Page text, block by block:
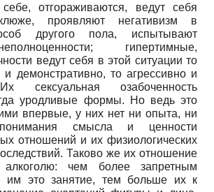
отгоражива­ются, ведут себя
проявляют негативизм в
другого пола, испытывают
гипертимные,
ведут себя в этой ситуации то
и де­монстративно, то агрессивно и
сексуальная озабоченность
уродливые формы. Но ведь это
впер­вые, у них нет ни опыта, ни
понимания смысла и ценности
отношений и их физиологических
Таково же их отношение
чем более за­претным
им это занятие, тем больше их к